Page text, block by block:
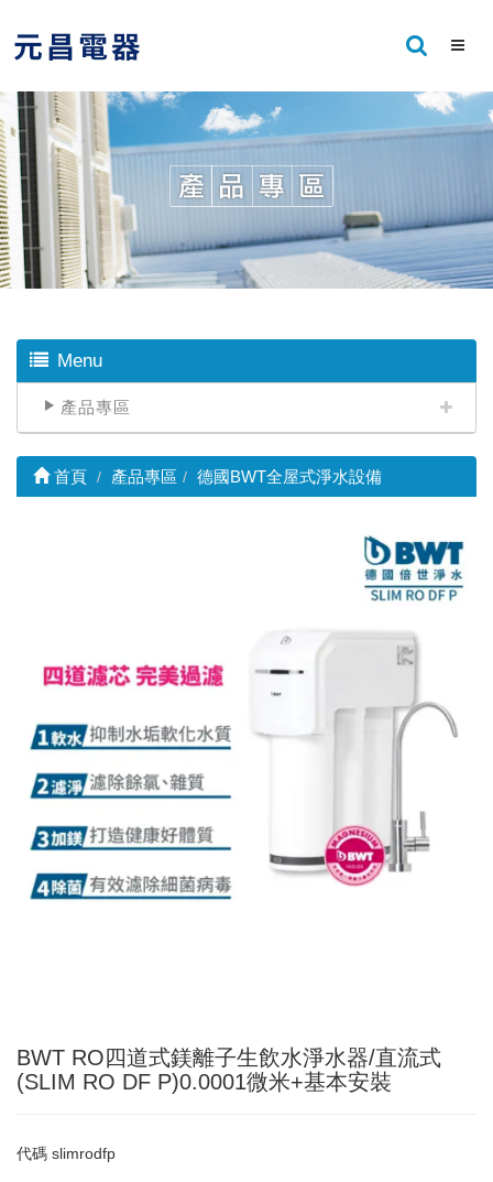
Menu
產品專區
首頁 產品專區 德國BWT全屋式淨水設備
BWT RO四道式鎂離子生飲水淨水器/直流式
(SLIM RO DF P)0.0001微米+基本安裝
代碼 slimrodfp